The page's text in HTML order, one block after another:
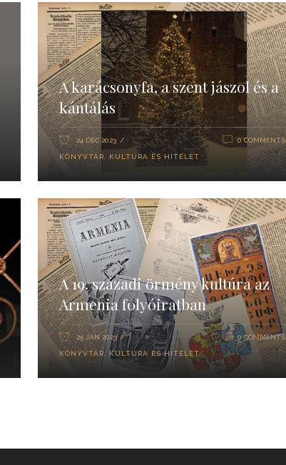
A karácsonyfa, a szent jászol és a
kántálás
24 DEC 2023
KÖNYVTÁR, KULTÚRA ÉS HITÉLET
0 COMMENTS
A 19. századi örmény kultúra az
Armenia folyóiratban
25 JAN 2023
KÖNYVTÁR, KULTÚRA ÉS HITÉLET
0 COMMENTS